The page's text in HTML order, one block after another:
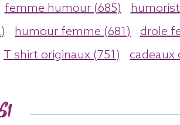
femme humour (685)
humour femme (681)
drole
T shirt originaux (751) cadeaux